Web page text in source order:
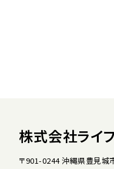
株式会社ライ
〒901-0244 沖縄県豊見城